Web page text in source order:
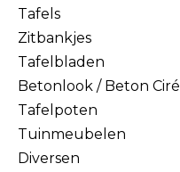
Tafels
Zitbankjes
Tafelbladen
Betonlook / Beton Ciré
Tafelpoten
Tuinmeubelen
Diversen